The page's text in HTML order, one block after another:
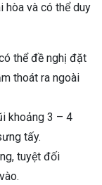
hòa và có thể duy
thể đề nghị đặt
thoát ra ngoài
khoảng 3 – 4
tấy.
tuyệt đối